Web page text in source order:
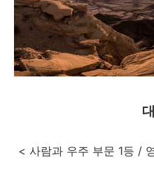
< 사람과 우주 부문 1등 /